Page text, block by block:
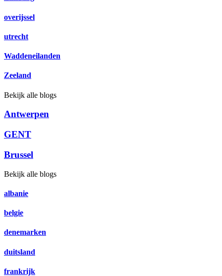
overijssel
utrecht
Waddeneilanden
Zeeland
Bekijk alle blogs
Antwerpen
GENT
Brussel
Bekijk alle blogs
albanie
belgie
denemarken
duitsland
frankrijk